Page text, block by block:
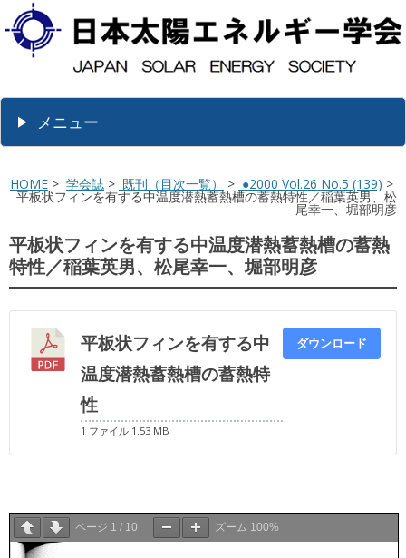
メニュー
HOME > 学会誌 > 既刊（目次一覧） > ●2000 Vol.26 No.5 (139) >
平板状フィンを有する中温度潜熱蓄熱槽の蓄熱特性／稲葉英男、松
尾幸一、堀部明彦
平板状フィンを有する中温度潜熱蓄熱槽の蓄熱
特性／稲葉英男、松尾幸一、堀部明彦
平板状フィンを有する中
温度潜熱蓄熱槽の蓄熱特
性
1 ファイル 1.53 MB
ダウンロード
ページ 1 / 10 ズーム 100%